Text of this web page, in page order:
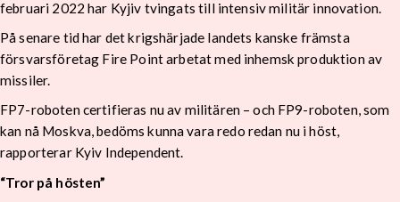
februari 2022 har Kyjiv tvingats till intensiv militär innovation.
På senare tid har det krigshärjade landets kanske främsta
försvarsföretag Fire Point arbetat med inhemsk produktion av
missiler.
FP7-roboten certifieras nu av militären – och FP9-roboten, som
kan nå Moskva, bedöms kunna vara redo redan nu i höst,
rapporterar Kyiv Independent.
“Tror på hösten”